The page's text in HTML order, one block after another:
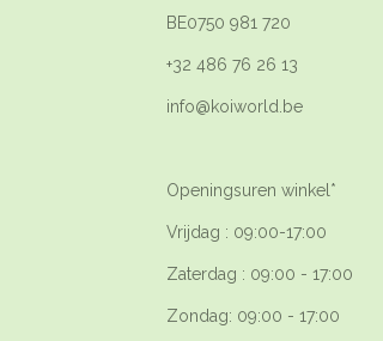
BE0750 981 720
+32 486 76 26 13
info@koiworld.be
Openingsuren winkel*
Vrijdag : 09:00-17:00
Zaterdag : 09:00 - 17:00
Zondag: 09:00 - 17:00